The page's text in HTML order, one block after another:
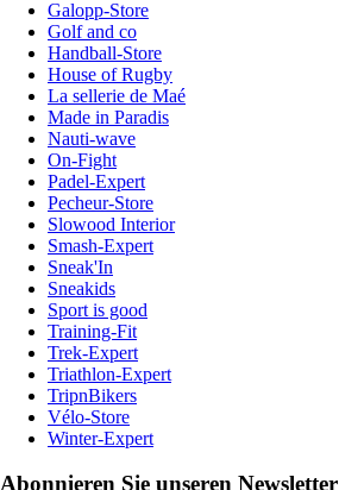
Galopp-Store
Golf and co
Handball-Store
House of Rugby
La sellerie de Maé
Made in Paradis
Nauti-wave
On-Fight
Padel-Expert
Pecheur-Store
Slowood Interior
Smash-Expert
Sneak'In
Sneakids
Sport is good
Training-Fit
Trek-Expert
Triathlon-Expert
TripnBikers
Vélo-Store
Winter-Expert
Abonnieren Sie unseren Newsletter